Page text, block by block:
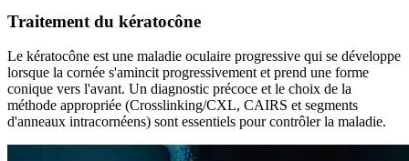
Traitement du kératocône
Le kératocône est une maladie oculaire progressive qui se développe
lorsque la cornée s'amincit progressivement et prend une forme
conique vers l'avant. Un diagnostic précoce et le choix de la
méthode appropriée (Crosslinking/CXL, CAIRS et segments
d'anneaux intracornéens) sont essentiels pour contrôler la maladie.